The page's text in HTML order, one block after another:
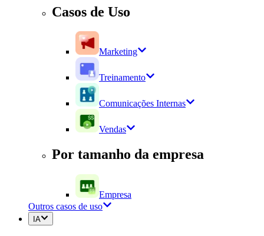
Casos de Uso
Marketing
Treinamento
Comunicações Internas
Vendas
Por tamanho da empresa
Empresa
Outros casos de uso
IA